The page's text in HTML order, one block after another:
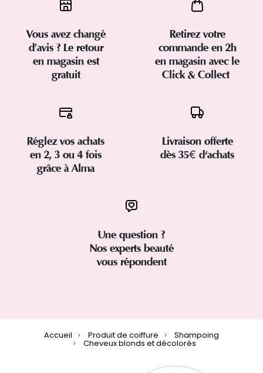
Vous avez changé
d’avis ? Le retour
en magasin est
gratuit
Retirez votre
commande en 2h
en magasin avec le
Click & Collect
Réglez vos achats
en 2, 3 ou 4 fois
grâce à Alma
Livraison offerte
dès 35€ d'achats
Une question ?
Nos experts beauté
vous répondent
Accueil Produit de coiffure Shampoing
Cheveux blonds et décolorés